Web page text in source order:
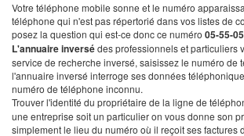
Votre téléphone mobile sonne et le numéro
téléphone qui n'est pas répertorié dans vos listes de
posez la question qui est-ce donc ce numéro 05-55-
L'annuaire inversédes professionnels et particuliers
service de recherche inversé, saisissez le numéro de
l'annuaire inversé interroge ses données
numéro de téléphone inconnu.
Trouver l'identité du propriétaire de la ligne de
une entreprise soit un particulier on vous donne son
simplement le lieu du numéro où il reçoit ses factures